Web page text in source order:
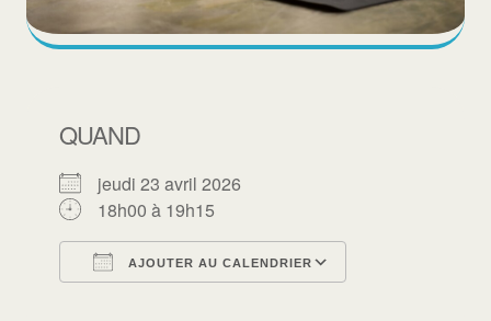
QUAND
jeudi 23 avril 2026
18h00 à 19h15
AJOUTER AU CALENDRIER